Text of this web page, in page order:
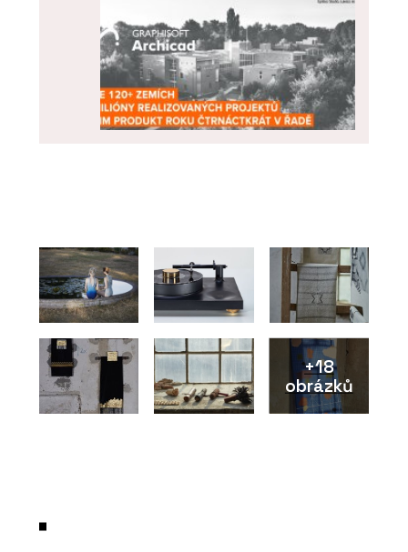
+18
obrázků